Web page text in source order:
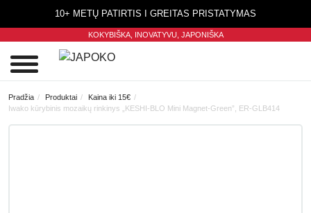
10+ METŲ PATIRTIS I GREITAS PRISTATYMAS
KOKYBIŠKA, INOVATYVU, JAPONIŠKA
Pradžia Produktai
Kaina iki 15€
Iwako kūrybinis mozaikų rinkinys „KESHI-BLO Mini Magnet-Green”, ER-GLB414